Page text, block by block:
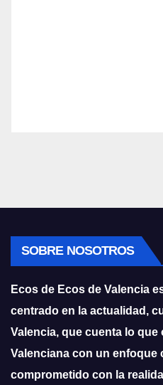
SOBRE NOSOTROS
Ecos de Ecos de Valencia
centrado en la actualidad,
Valencia, que cuenta lo
Valenciana con un enfoque
comprometido con la